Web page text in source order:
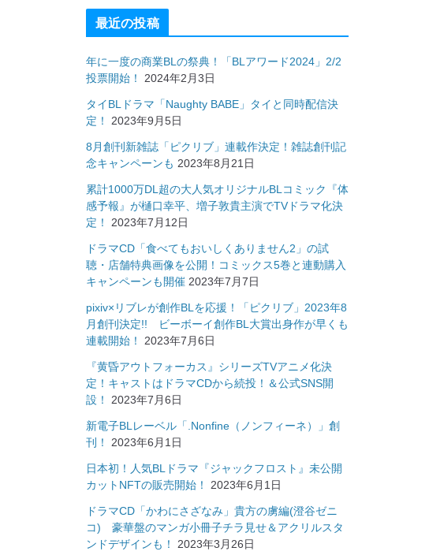
最近の投稿
年に一度の商業BLの祭典！「BLアワード2024」2/2
投票開始！
2024年2月3日
タイBLドラマ「Naughty BABE」タイと同時配信決
定！
2023年9月5日
8月創刊新雑誌「ピクリブ」連載作決定！雑誌創刊記
念キャンペーンも 2023年8月21日
累計1000万DL超の大人気オリジナルBLコミック『体
感予報』が樋口幸平、増子敦貴主演でTVドラマ化決
定！
2023年7月12日
ドラマCD「食べてもおいしくありません2」の試
聴・店舗特典画像を公開！コミックス5巻と連動購入
キャンペーンも開催 2023年7月7日
pixiv×リブレが創作BLを応援！「ピクリブ」2023年8
月創刊決定!! ビーボーイ創作BL大賞出身作が早くも
連載開始！
2023年7月6日
『黄昏アウトフォーカス』シリーズTVアニメ化決
定！キャストはドラマCDから続投！＆公式SNS開
設！
2023年7月6日
新電子BLレーベル「.Nonfine（ノンフィーネ）」創
刊！
2023年6月1日
日本初！人気BLドラマ『ジャックフロスト』未公開
カットNFTの販売開始！
2023年6月1日
ドラマCD「かわにさざなみ」貴方の虜編(澄谷ゼニ
コ) 豪華盤のマンガ小冊子チラ見せ＆アクリルスタ
ンドデザインも！
2023年3月26日